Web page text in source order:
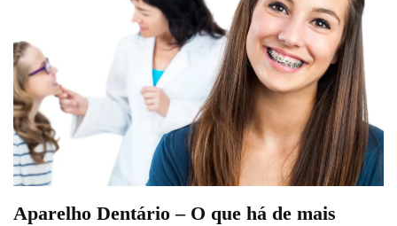
Aparelho Dentário – O que há de mais